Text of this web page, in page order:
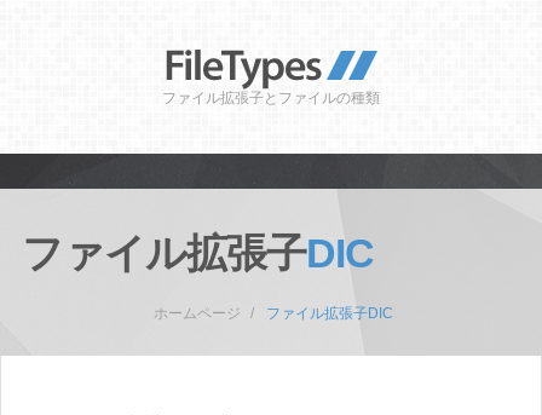
ファイル拡張子とファイルの種類
ファイル拡張子DIC
ホームページ ファイル拡張子DIC